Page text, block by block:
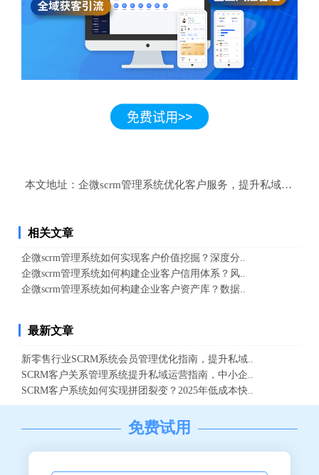
本文地址： 企微scrm管理系统优化客户服务，提升私域客户留
相关文章
企微scrm管理系统如何实现客户价值挖掘？深度分..
企微scrm管理系统如何构建企业客户信用体系？风..
企微scrm管理系统如何构建企业客户资产库？数据..
最新文章
新零售行业SCRM系统会员管理优化指南，提升私域..
SCRM客户关系管理系统提升私域运营指南，中小企..
SCRM客户系统如何实现拼团裂变？2025年低成本快..
免费试用